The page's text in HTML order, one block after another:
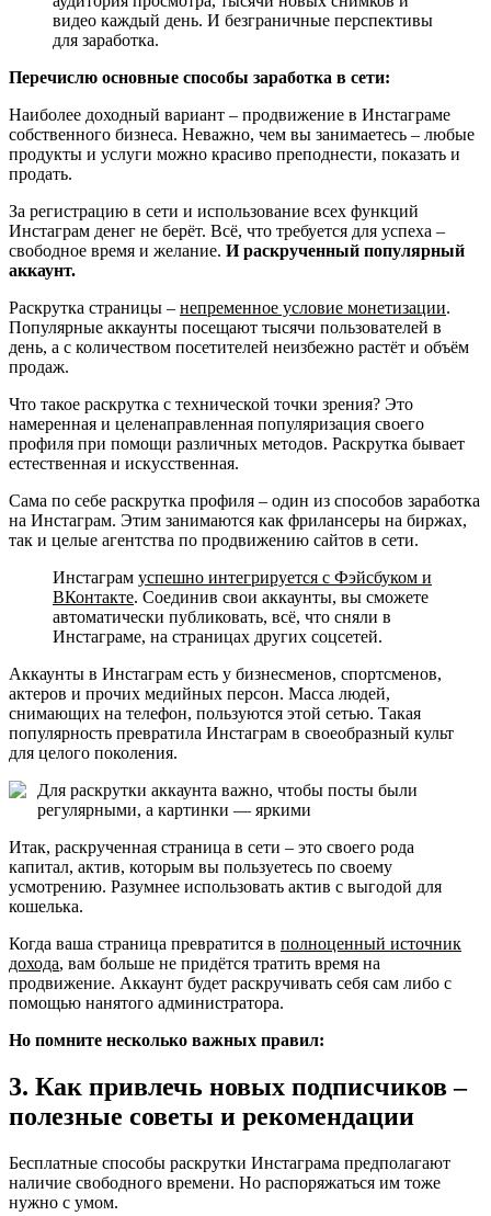
видео каждый день. И безграничные перспективы
для заработка.
Перечислю основные способы заработка в сети:
Наиболее доходный вариант – продвижение в Инстаграме
собственного бизнеса. Неважно, чем вы занимаетесь – любые
продукты и услуги можно красиво преподнести, показать и
продать.
За регистрацию в сети и использование всех функций
Инстаграм денег не берёт. Всё, что требуется для успеха –
свободное время и желание. И раскрученный популярный
аккаунт.
Раскрутка страницы – непременное условие монетизации.
Популярные аккаунты посещают тысячи пользователей в
день, а с количеством посетителей неизбежно растёт и объём
продаж.
Что такое раскрутка с технической точки зрения? Это
намеренная и целенаправленная популяризация своего
профиля при помощи различных методов. Раскрутка бывает
естественная и искусственная.
Сама по себе раскрутка профиля – один из способов заработка
на Инстаграм. Этим занимаются как фрилансеры на биржах,
так и целые агентства по продвижению сайтов в сети.
Инстаграм успешно интегрируется с Фэйсбуком и
ВКонтакте. Соединив свои аккаунты, вы сможете
автоматически публиковать, всё, что сняли в
Инстаграме, на страницах других соцсетей.
Аккаунты в Инстаграм есть у бизнесменов, спортсменов,
актеров и прочих медийных персон. Масса людей,
снимающих на телефон, пользуются этой сетью. Такая
популярность превратила Инстаграм в своеобразный культ
для целого поколения.
Для раскрутки аккаунта важно, чтобы посты были
регулярными, а картинки — яркими
Итак, раскрученная страница в сети – это своего рода
капитал, актив, которым вы пользуетесь по своему
усмотрению. Разумнее использовать актив с выгодой для
кошелька.
Когда ваша страница превратится в полноценный источник
дохода, вам больше не придётся тратить время на
продвижение. Аккаунт будет раскручивать себя сам либо с
помощью нанятого администратора.
Но помните несколько важных правил:
3. Как привлечь новых подписчиков –
полезные советы и рекомендации
Бесплатные способы раскрутки Инстаграма предполагают
наличие свободного времени. Но распоряжаться им тоже
нужно с умом.